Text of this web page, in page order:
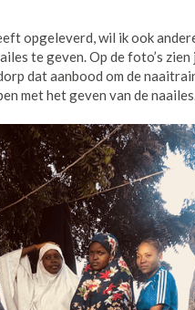
opgeleverd, wil ik ook
te geven. Op de foto’s
dat aanbood om de
met het geven van de